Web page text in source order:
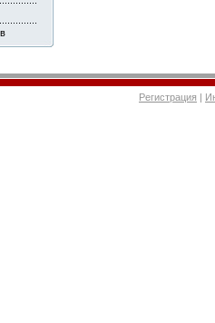
Регистрация |